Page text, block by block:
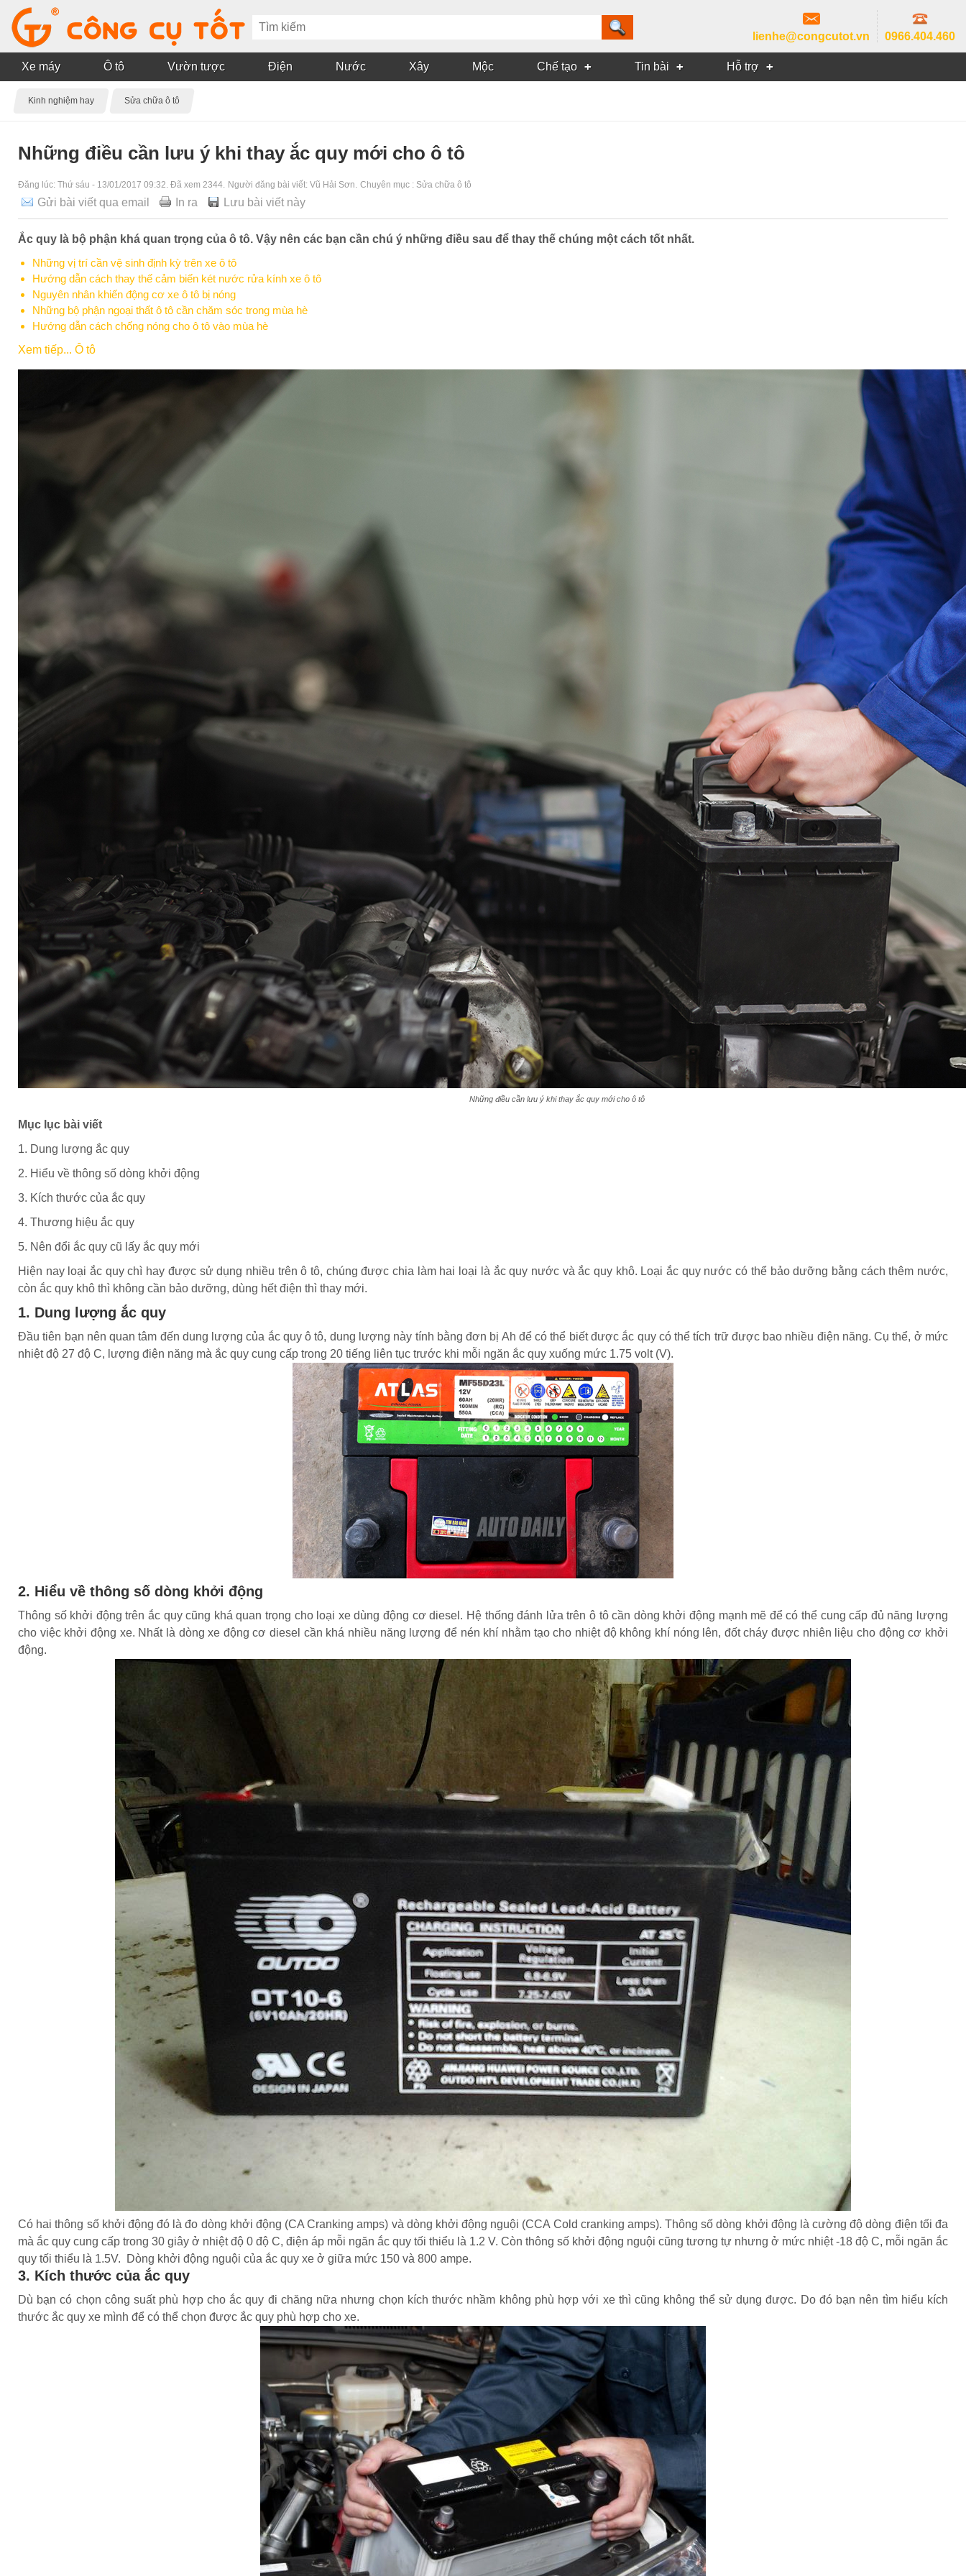
0966.404.460
lienhe@congcutot.vn
Xe máy Ô tô Vườn tược Điện Nước Xây Mộc Chế tạo Tin bài Hỗ trợ
Kinh nghiệm hay Sửa chữa ô tô
Những điều cần lưu ý khi thay ắc quy mới cho ô tô
Đăng lúc: Thứ sáu - 13/01/2017 09:32 . Đã xem 2344. Người đăng bài viết: Vũ Hải Sơn Chuyên mục : Sửa chữa ô tô
Gửi bài viết qua email In ra Lưu bài viết này
Ắc quy là bộ phận khá quan trọng của ô tô. Vậy nên các bạn cần chú ý những điều sau để thay thế chúng một cách tốt nhất.
Những vị trí cần vệ sinh định kỳ trên xe ô tô
Hướng dẫn cách thay thế cảm biến két nước rửa kính xe ô tô
Nguyên nhân khiến động cơ xe ô tô bị nóng
Những bộ phận ngoại thất ô tô cần chăm sóc trong mùa hè
Hướng dẫn cách chống nóng cho ô tô vào mùa hè
Xem tiếp... Ô tô
Những điều cần lưu ý khi thay ắc quy mới cho ô tô
Mục lục bài viết
1. Dung lượng ắc quy
2. Hiểu về thông số dòng khởi động
3. Kích thước của ắc quy
4. Thương hiệu ắc quy
5. Nên đổi ắc quy cũ lấy ắc quy mới
Hiện nay loại ắc quy chì hay được sử dụng nhiều trên ô tô, chúng được chia làm hai loại là ắc quy nước và ắc quy khô. Loại ắc quy nước có thể bảo dưỡng bằng cách thêm nước,
còn ắc quy khô thì không cần bảo dưỡng, dùng hết điện thì thay mới.
1. Dung lượng ắc quy
Đầu tiên bạn nên quan tâm đến dung lượng của ắc quy ô tô, dung lượng này tính bằng đơn bị Ah để có thể biết được ắc quy có thể tích trữ được bao nhiều điện năng. Cụ thể, ở mức
nhiệt độ 27 độ C, lượng điện năng mà ắc quy cung cấp trong 20 tiếng liên tục trước khi mỗi ngăn ắc quy xuống mức 1.75 volt (V).
2. Hiểu về thông số dòng khởi động
Thông số khởi động trên ắc quy cũng khá quan trọng cho loại xe dùng động cơ diesel. Hệ thống đánh lửa trên ô tô cần dòng khởi động mạnh mẽ để có thể cung cấp đủ năng lượng
cho việc khởi động xe. Nhất là dòng xe động cơ diesel cần khá nhiều năng lượng để nén khí nhằm tạo cho nhiệt độ không khí nóng lên, đốt cháy được nhiên liệu cho động cơ khởi
động.
Có hai thông số khởi động đó là đo dòng khởi động (CA Cranking amps) và dòng khởi động nguội (CCA Cold cranking amps). Thông số dòng khởi động là cường độ dòng điện tối đa
mà ắc quy cung cấp trong 30 giây ở nhiệt độ 0 độ C, điện áp mỗi ngăn ắc quy tối thiểu là 1.2 V. Còn thông số khởi động nguội cũng tương tự nhưng ở mức nhiệt -18 độ C, mỗi ngăn ắc
quy tối thiểu là 1.5V. Dòng khởi động nguội của ắc quy xe ở giữa mức 150 và 800 ampe.
3. Kích thước của ắc quy
Dù bạn có chọn công suất phù hợp cho ắc quy đi chăng nữa nhưng chọn kích thước nhầm không phù hợp với xe thì cũng không thể sử dụng được. Do đó bạn nên tìm hiểu kích
thước ắc quy xe mình để có thể chọn được ắc quy phù hợp cho xe.